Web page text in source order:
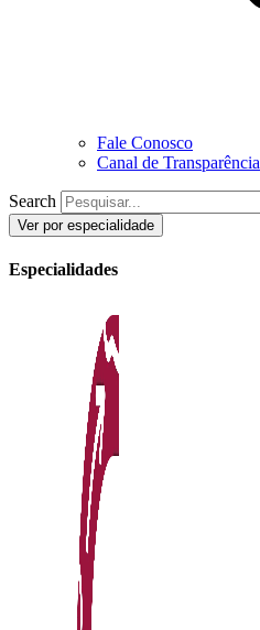
Fale Conosco
Canal de Transparência
Search
Ver por especialidade
Especialidades